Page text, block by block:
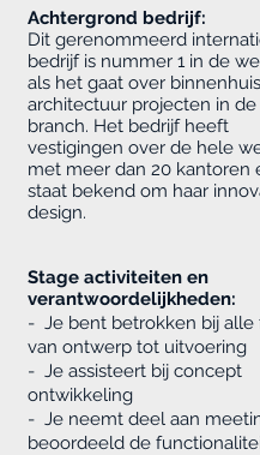
Achtergrond bedrijf:
Dit gerenommeerd
bedrijf is nummer 1 in de
als het gaat over binnenhuis
architectuur projecten in
branch. Het bedrijf heeft
vestigingen over de hele
met meer dan 20 kantoren
staat bekend om haar
design.
Stage activiteiten en
verantwoordelijkheden:
- Je bent betrokken bij alle
van ontwerp tot uitvoering
- Je assisteert bij concept
ontwikkeling
- Je neemt deel aan
beoordeeld de